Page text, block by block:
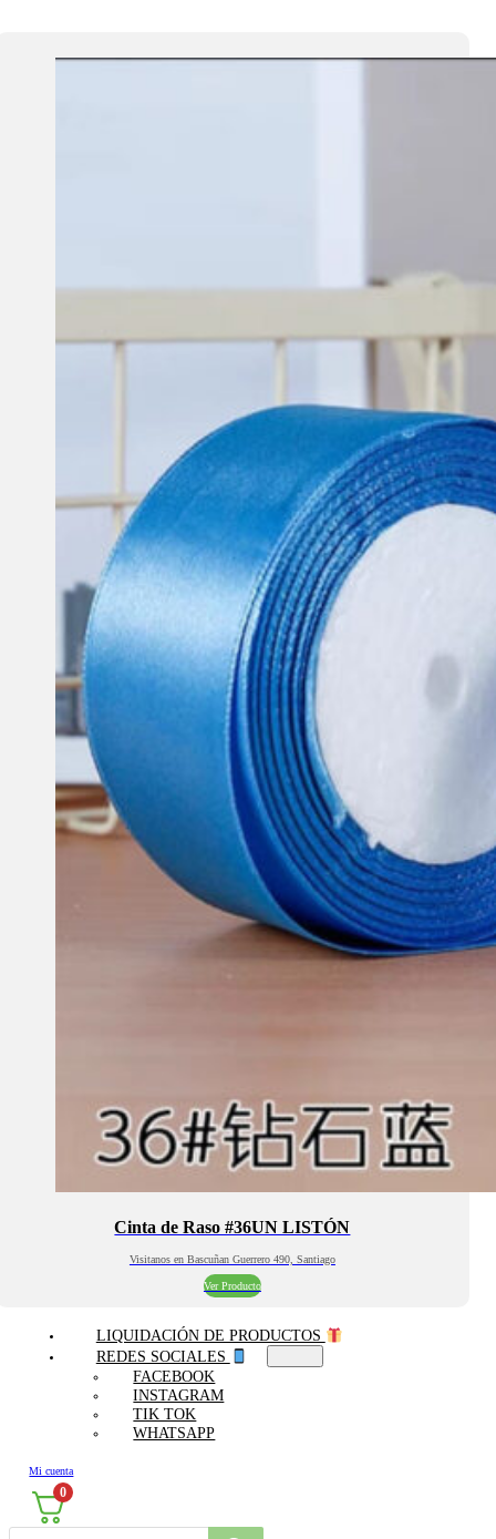
Cinta de Raso #36UN LISTÓN
Visitanos en Bascuñan Guerrero 490, Santiago
Ver Producto
LIQUIDACIÓN DE PRODUCTOS
REDES SOCIALES
FACEBOOK
INSTAGRAM
TIK TOK
WHATSAPP
Mi cuenta
0
Búsqueda